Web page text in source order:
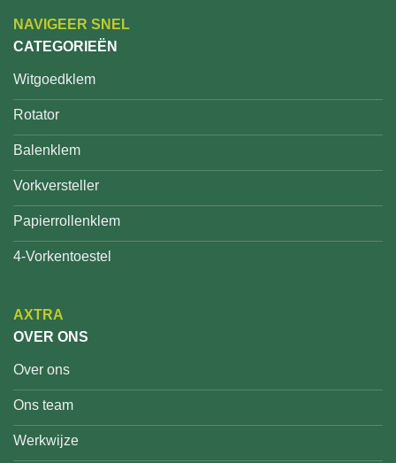
NAVIGEER SNEL
CATEGORIEËN
Witgoedklem
Rotator
Balenklem
Vorkversteller
Papierrollenklem
4-Vorkentoestel
AXTRA
OVER ONS
Over ons
Ons team
Werkwijze